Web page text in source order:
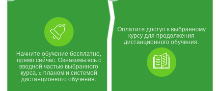
Начните обучение бесплатно,
прямо сейчас. Ознакомьтесь с
вводной частью выбранного
курса, c планом и системой
дистанционного обучения.
Оплатите доступ к выбранному
курсу для продолжения
дистанционного обучения.